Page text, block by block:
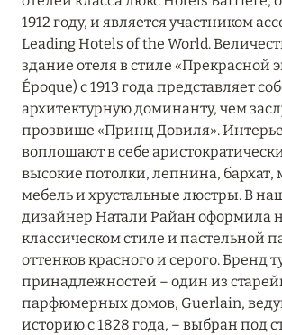
1912 году, и является участником
Leading Hotels of the World.
здание отеля в стиле «Прекрасной
Époque) с 1913 года представляет
архитектурную доминанту, чем
прозвище «Принц Довиля».
воплощают в себе
высокие потолки, лепнина, бархат,
мебель и хрустальные люстры. В
дизайнер Натали Райан оформила
классическом стиле и пастельной
оттенков красного и серого. Бренд
принадлежностей – один из
парфюмерных домов, Guerlain,
историю с 1828 года, – выбран под